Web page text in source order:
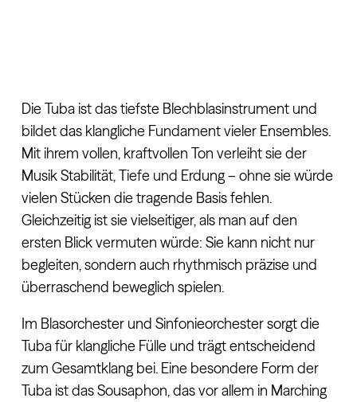
Die Tuba ist das tiefste Blechblasinstrument und
bildet das klangliche Fundament vieler Ensembles.
Mit ihrem vollen, kraftvollen Ton verleiht sie der
Musik Stabilität, Tiefe und Erdung – ohne sie würde
vielen Stücken die tragende Basis fehlen.
Gleichzeitig ist sie vielseitiger, als man auf den
ersten Blick vermuten würde: Sie kann nicht nur
begleiten, sondern auch rhythmisch präzise und
überraschend beweglich spielen.
Im Blasorchester und Sinfonieorchester sorgt die
Tuba für klangliche Fülle und trägt entscheidend
zum Gesamtklang bei. Eine besondere Form der
Tuba ist das Sousaphon, das vor allem in Marching